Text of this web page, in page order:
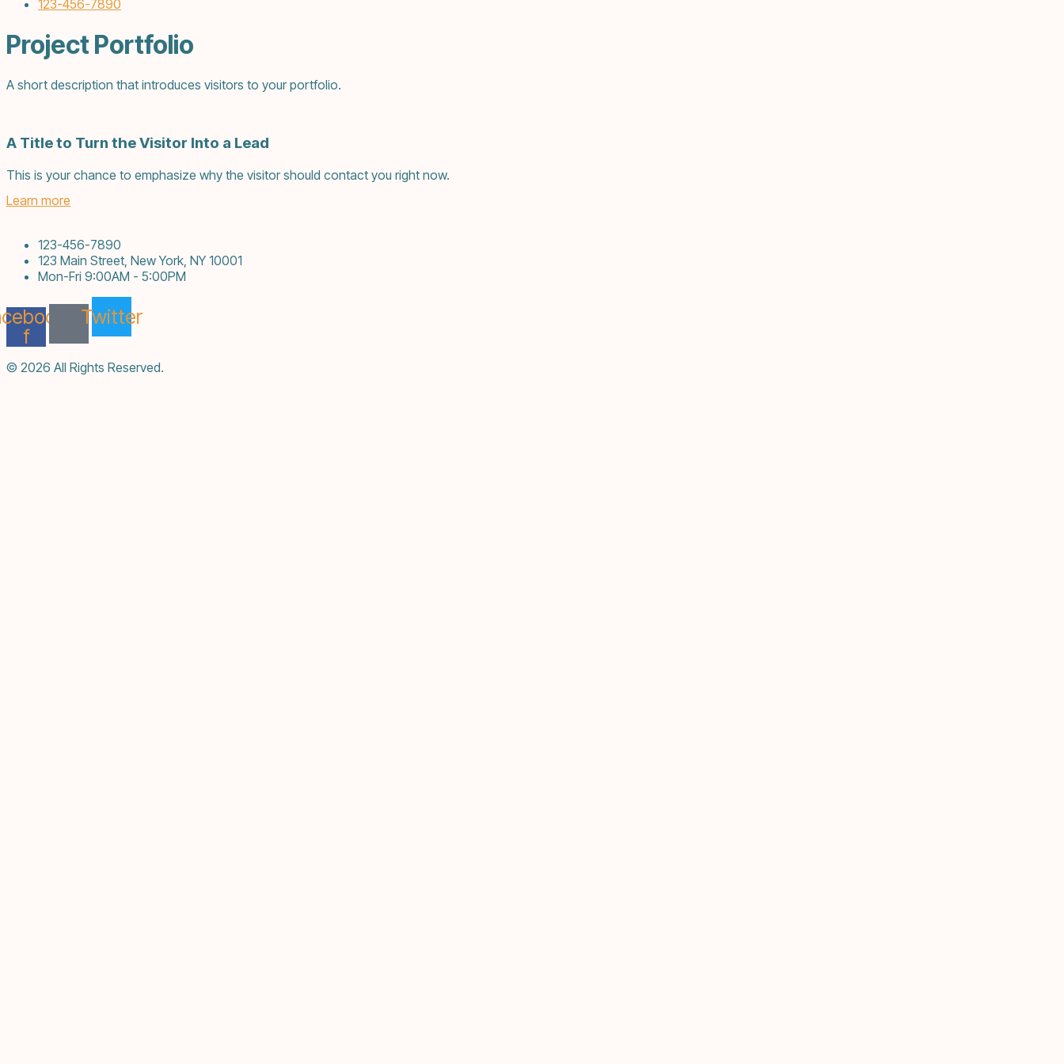
123-456-7890
Project Portfolio
A short description that introduces visitors to your portfolio.
A Title to Turn the Visitor Into a Lead
This is your chance to emphasize why the visitor should contact you right now.
Learn more
123-456-7890
123 Main Street, New York, NY 10001
Mon-Fri 9:00AM - 5:00PM
f
Twitter
© 2026 All Rights Reserved.